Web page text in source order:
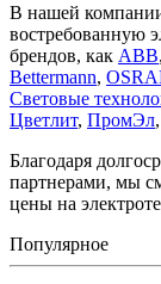
В нашей
востребованную
брендов, как ABB,
Bettermann,
Световые
Цветлит, ПромЭл,
Благодаря
партнерами, мы
цены на
Популярное